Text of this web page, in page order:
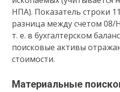
НПА). Показатель строки
разница между счетом
т. е. в бухгалтерском
поисковые активы
стоимости.
Материальные